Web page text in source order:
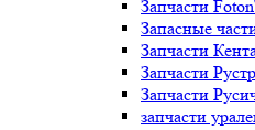
Запчасти
Запасные
Запчасти
Запчасти
Запчасти
запчасти